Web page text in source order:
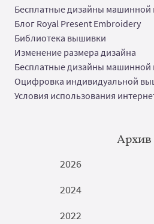
Бесплатные дизайны
Блог Royal Present Embroidery
Библиотека вышивки
Изменение размера дизайна
Бесплатные дизайны
Оцифровка индивидуальной
Условия использования
Архив
2026
2024
2022